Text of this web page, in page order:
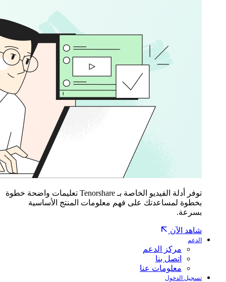
توفر أدلة الفيديو الخاصة بـ Tenorshare تعليمات واضحة خطوة
بخطوة لمساعدتك على فهم معلومات المنتج الأساسية
بسرعة.
شاهد الآن
الدعم
مركز الدعم
اتصل بنا
معلومات عنا
تسجيل الدخول